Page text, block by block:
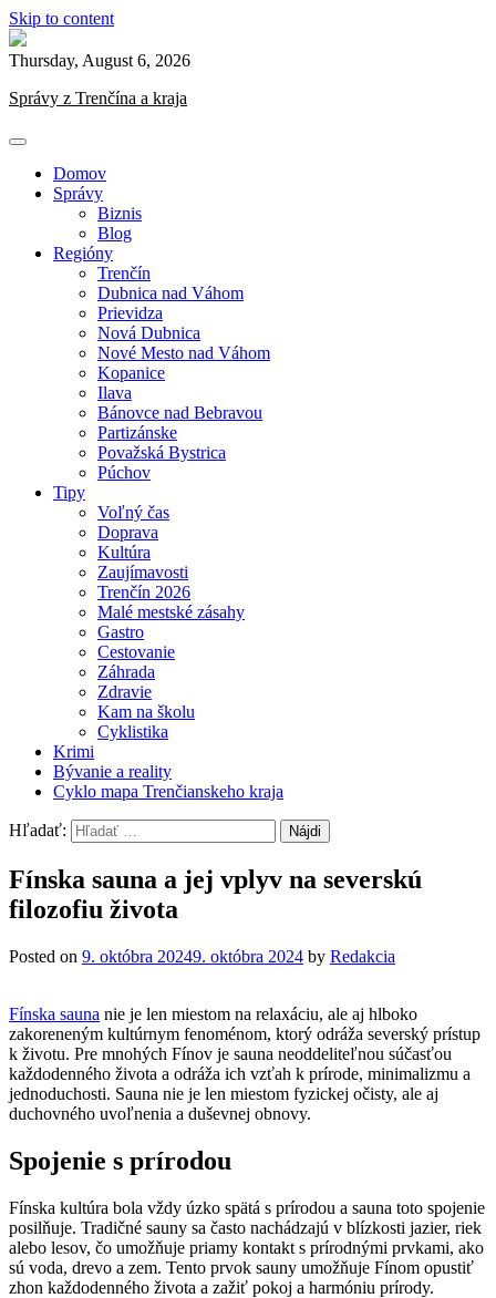
Skip to content
Thursday, August 6, 2026
Správy z Trenčína a kraja
Domov
Správy
Biznis
Blog
Regióny
Trenčín
Dubnica nad Váhom
Prievidza
Nová Dubnica
Nové Mesto nad Váhom
Kopanice
Ilava
Bánovce nad Bebravou
Partizánske
Považská Bystrica
Púchov
Tipy
Voľný čas
Doprava
Kultúra
Zaujímavosti
Trenčín 2026
Malé mestské zásahy
Gastro
Cestovanie
Záhrada
Zdravie
Kam na školu
Cyklistika
Krimi
Bývanie a reality
Cyklo mapa Trenčianskeho kraja
Hľadať:
Fínska sauna a jej vplyv na severskú
filozofiu života
Posted on 9. októbra 20249. októbra 2024 by Redakcia
Fínska sauna nie je len miestom na relaxáciu, ale aj hlboko
zakoreneným kultúrnym fenoménom, ktorý odráža severský prístup
k životu. Pre mnohých Fínov je sauna neoddeliteľnou súčasťou
každodenného života a odráža ich vzťah k prírode, minimalizmu a
jednoduchosti. Sauna nie je len miestom fyzickej očisty, ale aj
duchovného uvoľnenia a duševnej obnovy.
Spojenie s prírodou
Fínska kultúra bola vždy úzko spätá s prírodou a sauna toto spojenie
posilňuje. Tradičné sauny sa často nachádzajú v blízkosti jazier, riek
alebo lesov, čo umožňuje priamy kontakt s prírodnými prvkami, ako
sú voda, drevo a zem. Tento prvok sauny umožňuje Fínom opustiť
zhon každodenného života a zažiť pokoj a harmóniu prírody.